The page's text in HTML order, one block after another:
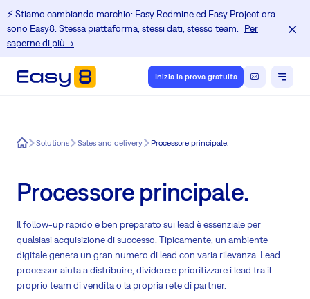
⚡️ Stiamo cambiando marchio: Easy Redmine ed Easy Project ora
sono Easy8. Stessa piattaforma, stessi dati, stesso team.
Per
saperne di più →
Inizia la prova gratuita
Easy8Solutions Sales and delivery Processore principale.
Processore principale.
Il follow-up rapido e ben preparato sui lead è essenziale per
qualsiasi acquisizione di successo. Tipicamente, un ambiente
digitale genera un gran numero di lead con varia rilevanza. Lead
processor aiuta a distribuire, dividere e prioritizzare i lead tra il
proprio team di vendita o la propria rete di partner.